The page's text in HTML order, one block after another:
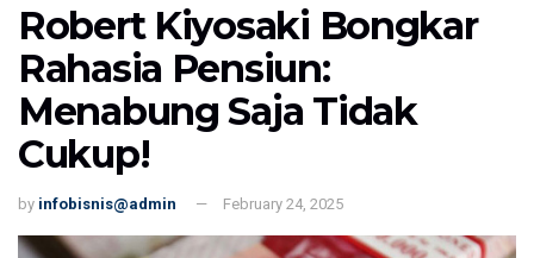
Robert Kiyosaki Bongkar
Rahasia Pensiun:
Menabung Saja Tidak
Cukup!
by infobisnis@admin February 24, 2025